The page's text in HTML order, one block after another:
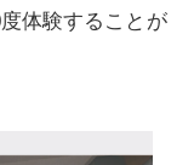
体験することが